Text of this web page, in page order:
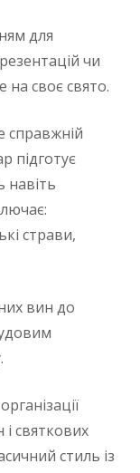
для
чи
на своє свято.
справжній
підготує
навіть
страви,
вин до
святкових
стиль із